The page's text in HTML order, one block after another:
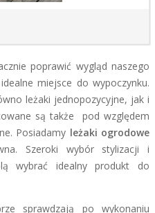
poprawić wygląd naszego
miejsce do wypoczynku.
leżaki jednopozycyjne, jak i
są także pod względem
Posiadamy leżaki ogrodowe
Szeroki wybór stylizacji i
wybrać idealny produkt do
sprawdzają po wykonaniu